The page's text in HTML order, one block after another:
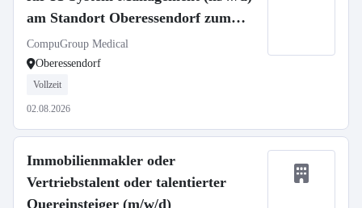
am Standort Oberessendorf zum
01.09.2026
CompuGroup Medical
Oberessendorf
Vollzeit
02.08.2026
Immobilienmakler oder
Vertriebstalent oder talentierter
Quereinsteiger (m/w/d)